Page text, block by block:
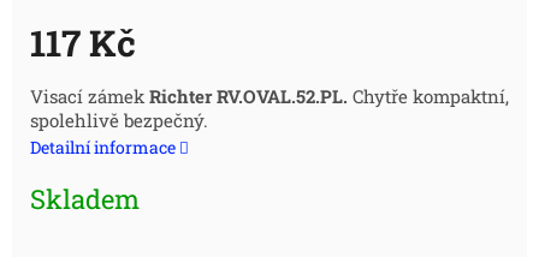
117 Kč
Měrná
cena:
Visací zámek Richter RV.OVAL.52.PL. Chytře kompaktní,
spolehlivě bezpečný.
Detailní informace
Skladem